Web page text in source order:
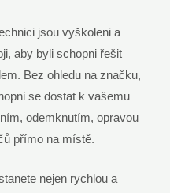
jsou vyškoleni a
aby byli schopni řešit
Bez ohledu na značku,
se dostat k vašemu
odemknutím, opravou
přímo na místě.
nejen rychlou a